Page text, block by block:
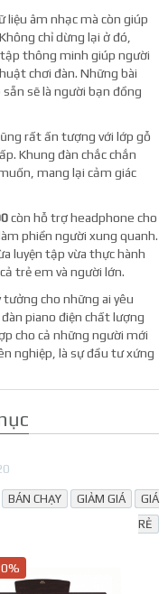
liệu âm nhạc mà còn giúp
chỉ dừng lại ở đó,
tập thông minh giúp người
chơi đàn. Những bài
sẽ là người bạn đồng
rất ấn tượng với lớp gỗ
Khung đàn chắc chắn
mang lại cảm giác
còn hỗ trợ headphone cho
phiền người xung quanh.
luyện tập vừa thực hành
trẻ em và người lớn.
tưởng cho những ai yêu
piano điện chất lượng
cho cả những người mới
nghiệp, là sự đầu tư xứng
BÁN CHẠY GIẢM GIÁ
GIÁ
RẺ